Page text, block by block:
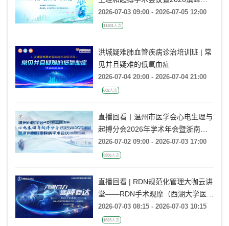
动学术大会
2026-07-03 09:00 - 2026-07-05 12:00
11401人次
洪城疑难肺血管疾病诊治培训班 | 常
见并且疑难的低氧血症
2026-07-04 20:00 - 2026-07-04 21:00
602人次
直播回看丨温州市医学会心电生理与
起搏分会2026年学术年会暨浙南心
脏瓣膜病学术会议
2026-07-02 09:00 - 2026-07-03 17:00
5956人次
直播回看 | RDN规范化管理大咖云讲
堂——RDN手术观摩（西湖大学医学
院附属杭州市第一人民医院站）
2026-07-03 08:15 - 2026-07-03 10:15
1823人次